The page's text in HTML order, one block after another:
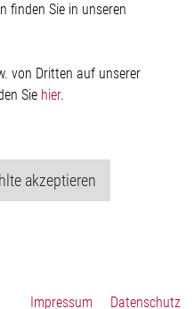
finden Sie in unseren
von Dritten auf unserer
Sie hier.
akzeptieren
Impressum Datenschutz